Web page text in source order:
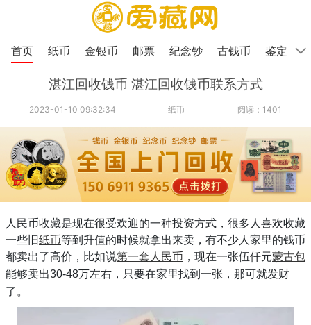
首页 纸币 金银币 邮票 纪念钞 古钱币 鉴定
湛江回收钱币 湛江回收钱币联系方式
2023-01-10 09:32:34 纸币 阅读：1401
人民币收藏是现在很受欢迎的一种投资方式，很多人喜欢收藏
一些旧纸币等到升值的时候就拿出来卖，有不少人家里的钱币
都卖出了高价 ，比如说第一套人民币 ，现在一张伍仟元蒙古包
能够卖出30-48万左右，只要在家里找到一张，那可就发财
了。